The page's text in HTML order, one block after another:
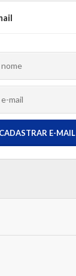
CADASTRAR E-MAIL